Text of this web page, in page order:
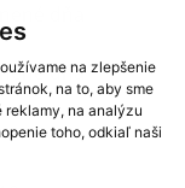
na zlepšenie
na to, aby sme
reklamy, na analýzu
toho, odkiaľ naši
dňa
dňa